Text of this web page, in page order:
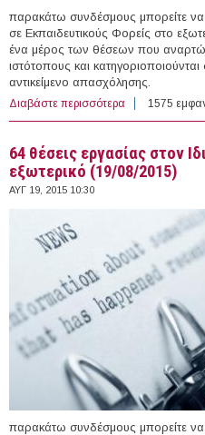
παρακάτω συνδέσμους μπορείτε να
σε Εκπαιδευτικούς Φορείς στο
ένα μέρος των θέσεων που
ιστότοπους και
αντικείμενο απασχόλησης.
Διαβάστε περισσότερα για 22 θέσεις
εξωτερικό (19/
1575
64 θέσεις εργασίας στον
εξωτερικό (19/08/2015)
ΑΥΓ 19, 2015 10:30
παρακάτω συνδέσμους μπορείτε να